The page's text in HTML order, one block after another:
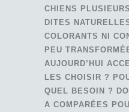
CHIENS
DITES
COLORANTS NI
PEU
AUJOURD’HUI
LES CHOISIR ?
QUEL BESOIN ?
A COMPARÉES